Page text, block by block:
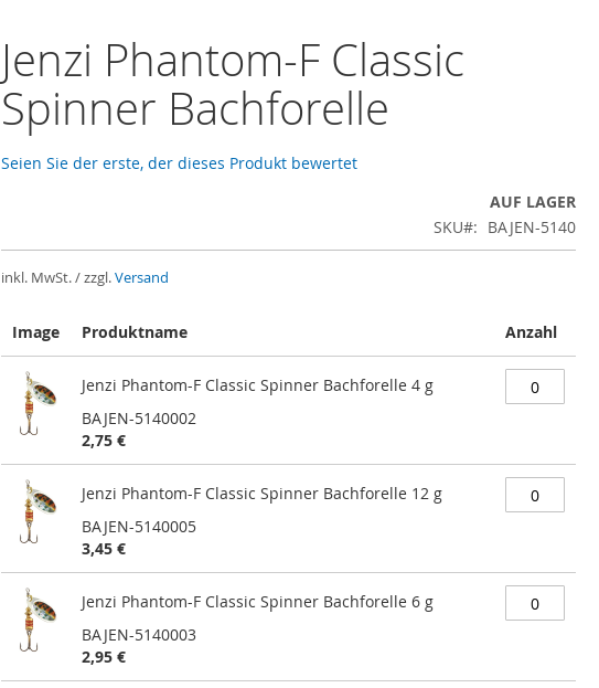
Jenzi Phantom-F Classic
Spinner Bachforelle
Seien Sie der erste, der dieses Produkt bewertet
AUF LAGER
SKU
BAJEN-5140
inkl. MwSt. / zzgl.Versand
Produkte
Artikel
Image Produktname Anzahl
Jenzi Phantom-F Classic Spinner Bachforelle 4 g
BAJEN-5140002
2,75 €
Jenzi Phantom-F Classic Spinner Bachforelle 12 g
BAJEN-5140005
3,45 €
Jenzi Phantom-F Classic Spinner Bachforelle 6 g
BAJEN-5140003
2,95 €